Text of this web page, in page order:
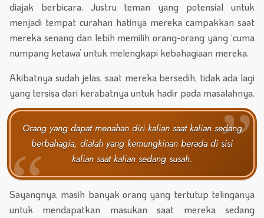
diajak berbicara. Justru teman yang potensial untuk
menjadi tempat curahan hatinya mereka campakkan saat
mereka senang dan lebih memilih orang-orang yang ‘cuma
numpang ketawa’ untuk melengkapi kebahagiaan mereka.
Akibatnya sudah jelas, saat mereka bersedih, tidak ada lagi
yang tersisa dari kerabatnya untuk hadir pada masalahnya.
Orang yang dapat menahan diri kalian saat kalian sedang
berbahagia, dialah yang kemungkinan berada di sisi
kalian saat kalian sedang susah.
Sayangnya, masih banyak orang yang tertutup telinganya
untuk mendapatkan masukan saat mereka sedang